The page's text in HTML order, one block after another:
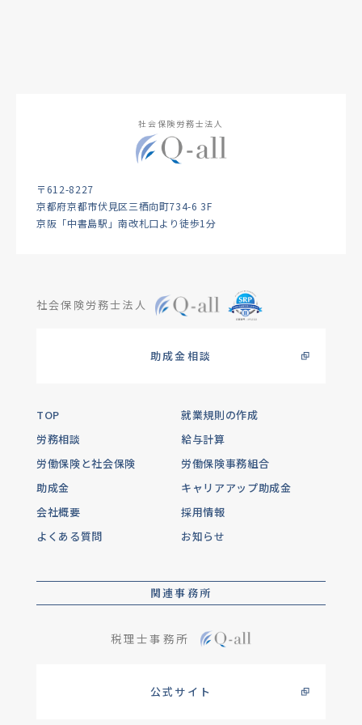
社会保険労務士法人
〒612-8227
京都府京都市伏見区三栖向町734-6 3F
京阪「中書島駅」南改札口より徒歩1分
社会保険労務士法人
助成金相談
TOP
就業規則の作成
労務相談
給与計算
労働保険と社会保険
労働保険事務組合
助成金
キャリアアップ助成金
会社概要
採用情報
よくある質問
お知らせ
関連事務所
税理士事務所
公式サイト